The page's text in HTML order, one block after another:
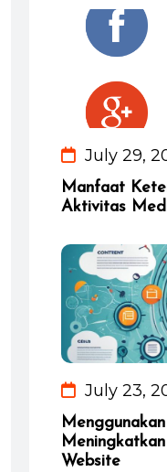
July 29,
Manfaat
Aktivitas
July 23,
Website